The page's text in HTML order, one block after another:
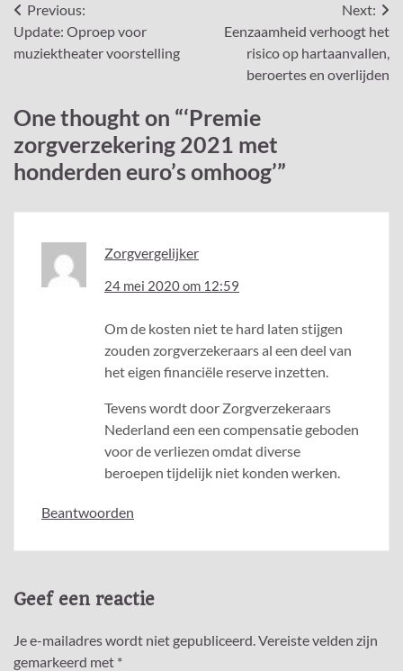
Bericht
navigatie
Previous:
Update: Oproep voor
muziektheater voorstelling
Next:
Eenzaamheid verhoogt het
risico op hartaanvallen,
beroertes en overlijden
One thought on “‘Premie
zorgverzekering 2021 met
honderden euro’s omhoog’”
Zorgvergelijker
24 mei 2020 om 12:59
Om de kosten niet te hard laten stijgen
zouden zorgverzekeraars al een deel van
het eigen financiële reserve inzetten.
Tevens wordt door Zorgverzekeraars
Nederland een een compensatie geboden
voor de verliezen omdat diverse
beroepen tijdelijk niet konden werken.
Beantwoorden
Geef een reactie
Je e-mailadres wordt niet gepubliceerd.Vereiste velden zijn
gemarkeerd met *